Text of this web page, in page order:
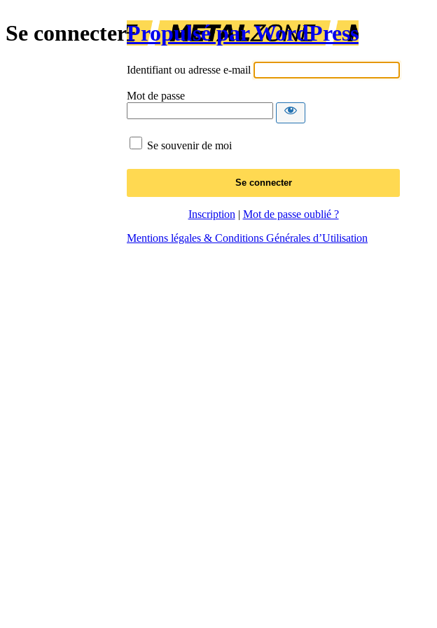
Se connecterPropulsé par WordPress
Identifiant ou adresse e-mail
Mot de passe
Se souvenir de moi
Inscription | Mot de passe oublié ?
Mentions légales & Conditions Générales d’Utilisation